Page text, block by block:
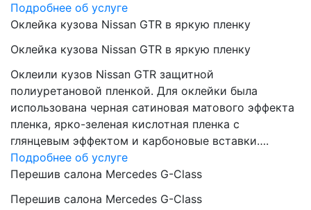
Подробнее об услуге
Оклейка кузова Nissan GTR в яркую пленку
Оклейка кузова Nissan GTR в яркую пленку
Оклеили кузов Nissan GTR защитной
полиуретановой пленкой. Для оклейки была
использована черная сатиновая матового эффекта
пленка, ярко-зеленая кислотная пленка с
глянцевым эффектом и карбоновые вставки….
Подробнее об услуге
Перешив салона Mercedes G-Class
Перешив салона Mercedes G-Class